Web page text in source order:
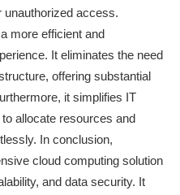
unauthorized access.
more efficient and
It eliminates the need
offering substantial
it simplifies IT
allocate resources and
In conclusion,
cloud computing solution
and data security. It